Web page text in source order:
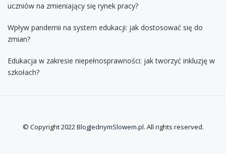
uczniów na zmieniający się rynek pracy?
Wpływ pandemii na system edukacji: jak dostosować się do
zmian?
Edukacja w zakresie niepełnosprawności: jak tworzyć inkluzję w
szkołach?
© Copyright 2022BlogJednymSlowem.pl. All rights reserved.